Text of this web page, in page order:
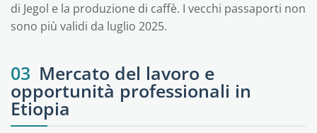
di Jegol e la produzione di caffè. I vecchi passaporti non
sono più validi da luglio 2025.
03 Mercato del lavoro e
opportunità professionali in
Etiopia